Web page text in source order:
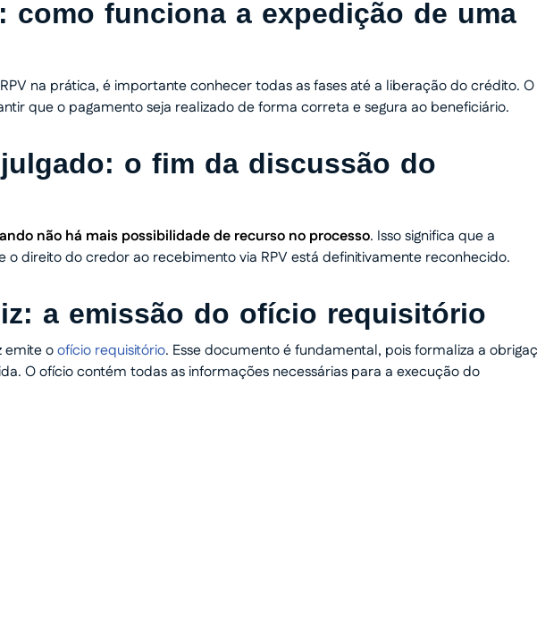
como funciona a expedição de uma
na prática, é importante conhecer todas as fases até a liberação do crédito. O
que o pagamento seja realizado de forma correta e segura ao beneficiário.
o fim da discussão do
não há mais possibilidade de recurso no processo. Isso significa que a
o direito do credor ao recebimento via RPV está definitivamente reconhecido.
a emissão do ofício requisitório
emite oofício requisitório. Esse documento é fundamental, pois formaliza a
O ofício contém todas as informações necessárias para a execução do